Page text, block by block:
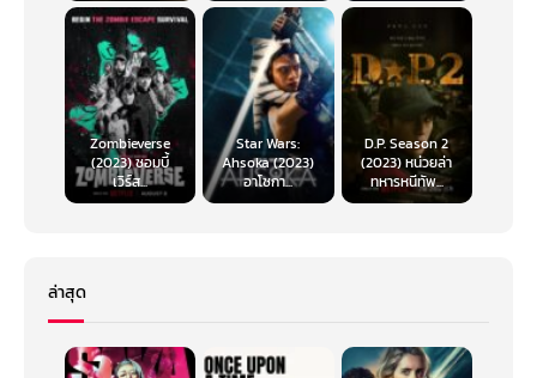
Zombieverse
(2023) ซอมบี้
เวิร์ส...
Star Wars:
Ahsoka (2023)
อาโซกา...
D.P. Season 2
(2023) หน่วยล่า
ทหารหนีทัพ...
ล่าสุด